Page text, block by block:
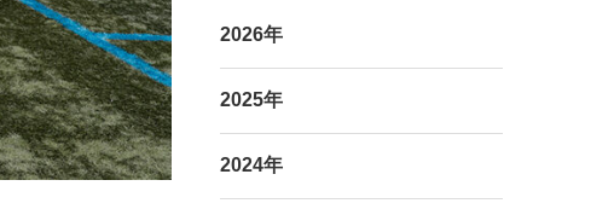
2026年
2025年
2024年